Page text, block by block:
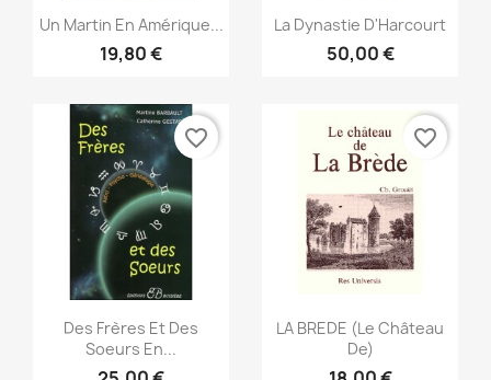
Anteprima
Un Martin En Amérique...
19,80 €
Anteprima
La Dynastie D'Harcourt
50,00 €
 Anteprima
Des Frères Et Des
Soeurs En...
favorite_border
Anteprima
LA BREDE (Le Château
De)
favorite_border